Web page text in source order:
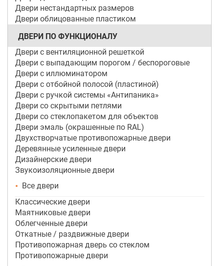
Двери нестандартных размеров
Двери облицованные пластиком
ДВЕРИ ПО ФУНКЦИОНАЛУ
Двери с вентиляционной решеткой
Двери с выпадающим порогом / беспороговые
Двери с иллюминатором
Двери с отбойной полосой (пластиной)
Двери с ручкой системы «Антипаника»
Двери со скрытыми петлями
Двери со стеклопакетом для объектов
Двери эмаль (окрашенные по RAL)
Двухстворчатые противопожарные двери
Деревянные усиленные двери
Дизайнерские двери
Звукоизоляционные двери
Все двери
Классические двери
Маятниковые двери
Облегченные двери
Откатные / раздвижные двери
Противопожарная дверь со стеклом
Противопожарные двери